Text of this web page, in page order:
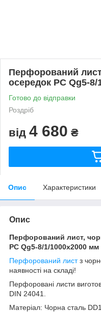
Перфорований
осередок PC Qg5-8/
Готово до відправки
Роздріб
від 4 680 ₴
Опис Характеристики
Опис
Перфорований лист,
PC Qg5-8/1/1000x2000 мм
Перфорований листз
наявності на складі!
Перфоровані листи
DIN 24041.
Матеріал: Чорна сталь